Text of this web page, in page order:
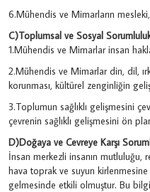
6.Mühendis ve Mimarların
C)Toplumsal ve Sosyal
1.Mühendis ve Mimarlar insan
2.Mühendis ve Mimarlar din, dil,
korunması, kültürel zenginliğin
3.Toplumun sağlıklı gelişmesini
çevrenin sağlıklı gelişmesini ön
D)Doğaya ve Çevreye Karşı
İnsan merkezli insanın mutluluğu,
hava toprak ve suyun
gelmesinde etkili olmuştur. Bu